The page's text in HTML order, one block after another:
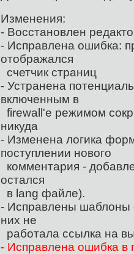
Изменения:
- Восстановлен
- Исправлена ошибка:
отображался
счетчик страниц
- Устранена
включенным в
firewall'е режимом
никуда
- Изменена логика
поступлении нового
комментария -
остался
в lang файле).
- Исправлены шаблоны
них не
работала ссылка на
- Исправлена ошибка в